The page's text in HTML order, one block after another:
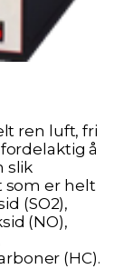
ren luft, fri
å
slik
som er helt
(SO2),
(NO),
(HC).